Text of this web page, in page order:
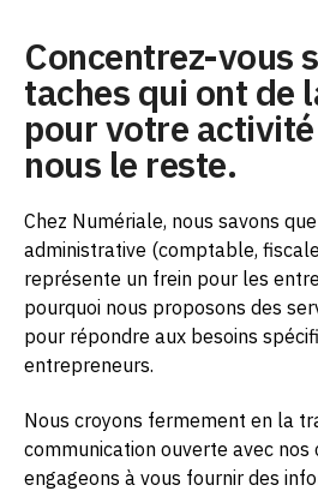
Concentrez-vous
taches qui ont de
pour votre
nous le reste.
Chez Numériale, nous savons
administrative (comptable,
représente un frein pour les
pourquoi nous proposons des
pour répondre aux besoins
entrepreneurs.
Nous croyons fermement en la
communication ouverte avec nos
engageons à vous fournir des